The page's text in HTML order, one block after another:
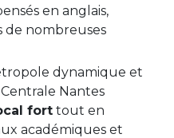
en anglais,
de nombreuses
dynamique et
Nantes
fort tout en
académiques et